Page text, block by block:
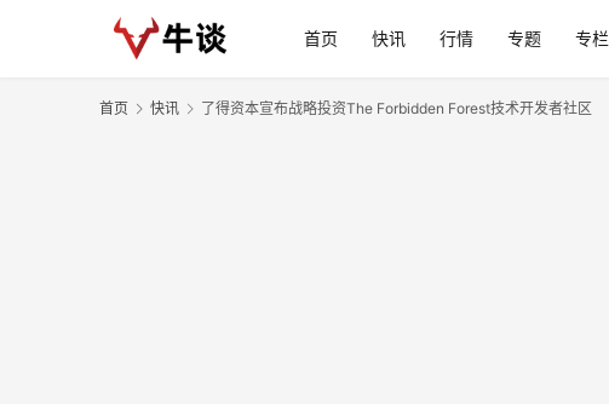
首页 快讯 行情 专题 专栏
首页 快讯 了得资本宣布战略投资The Forbidden Forest技术开发者社区